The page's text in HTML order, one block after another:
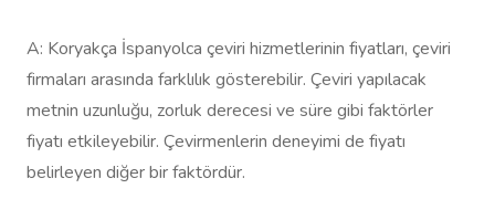
A: Koryakça İspanyolca çeviri hizmetlerinin fiyatları, çeviri
firmaları arasında farklılık gösterebilir. Çeviri yapılacak
metnin uzunluğu, zorluk derecesi ve süre gibi faktörler
fiyatı etkileyebilir. Çevirmenlerin deneyimi de fiyatı
belirleyen diğer bir faktördür.